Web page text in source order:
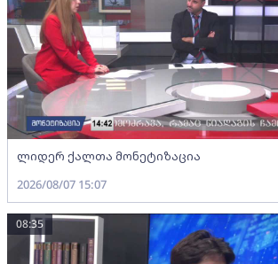
ლიდერ ქალთა მონეტიზაცია
2026/08/07 15:07
08:35